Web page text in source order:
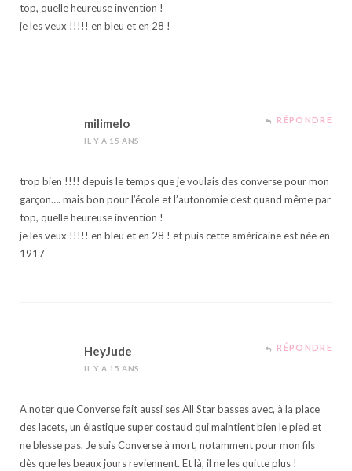
top, quelle heureuse invention !
je les veux !!!!! en bleu et en 28 !
milimelo
IL Y A 15 ANS
RÉPONDRE
trop bien !!!! depuis le temps que je voulais des converse pour mon
garçon…. mais bon pour l’école et l’autonomie c’est quand même par
top, quelle heureuse invention !
je les veux !!!!! en bleu et en 28 ! et puis cette américaine est née en
1917
HeyJude
IL Y A 15 ANS
RÉPONDRE
A noter que Converse fait aussi ses All Star basses avec, à la place
des lacets, un élastique super costaud qui maintient bien le pied et
ne blesse pas. Je suis Converse à mort, notamment pour mon fils
dès que les beaux jours reviennent. Et là, il ne les quitte plus !